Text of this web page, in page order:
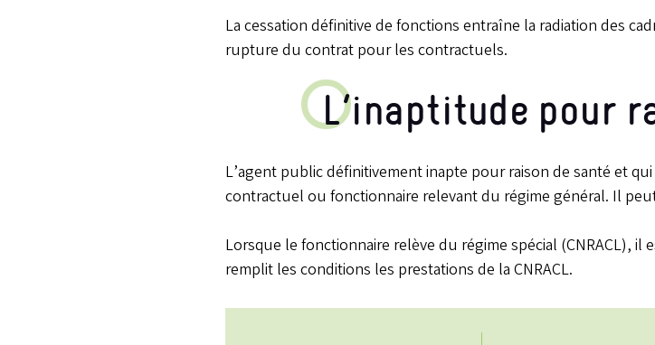
La cessation définitive de fonctions entraîne la radiation des
rupture du contrat pour les contractuels.
L’inaptitude pour
L’agent public définitivement inapte pour raison de santé et
contractuel ou fonctionnaire relevant du régime général. Il
Lorsque le fonctionnaire relève du régime spécial (CNRACL), il
remplit les conditions les prestations de la CNRACL.